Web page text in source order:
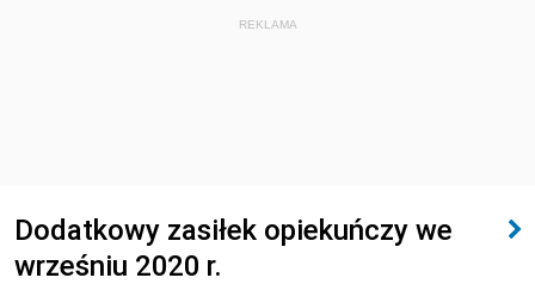
REKLAMA
Dodatkowy zasiłek opiekuńczy we
wrześniu 2020 r.